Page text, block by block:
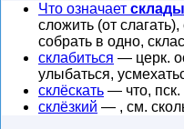
Что означает
сложить (от слагать),
собрать в одно,
склабиться — церк.
улыбаться,
склёскать — что, пск.
склёзкий — , см.